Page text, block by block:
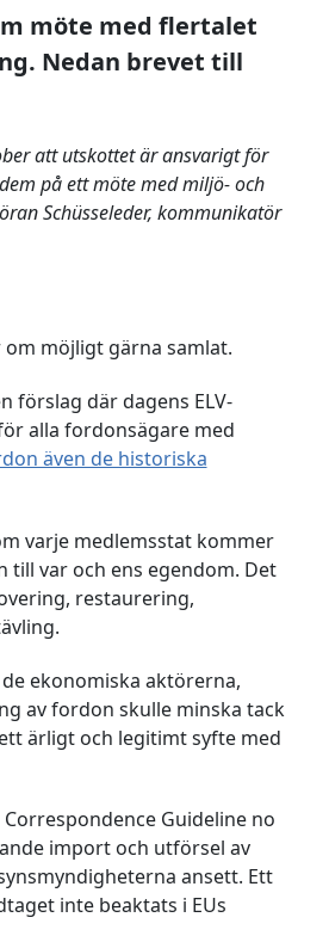
möte med flertalet
Nedan brevet till
att utskottet är ansvarigt för
på ett möte med miljö- och
Schüsseleder, kommunikatör
möjligt gärna samlat.
förslag där dagens ELV-
alla fordonsägare med
även de historiska
varje medlemsstat kommer
var och ens egendom. Det
restaurering,
ekonomiska aktörerna,
av fordon skulle minska tack
ärligt och legitimt syfte med
Guideline no
import och utförsel av
ansett. Ett
inte beaktats i EUs